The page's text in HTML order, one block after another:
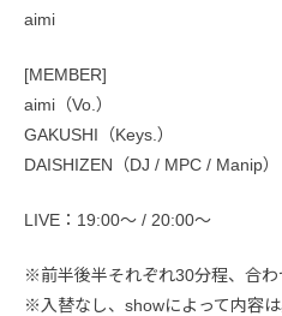
aimi
[MEMBER]
aimi（Vo.）
GAKUSHI（Keys.）
DAISHIZEN（DJ / MPC / Manip）
LIVE：19:00〜 / 20:00〜
※前半後半それぞれ30分程、合
※入替なし、showによって内容